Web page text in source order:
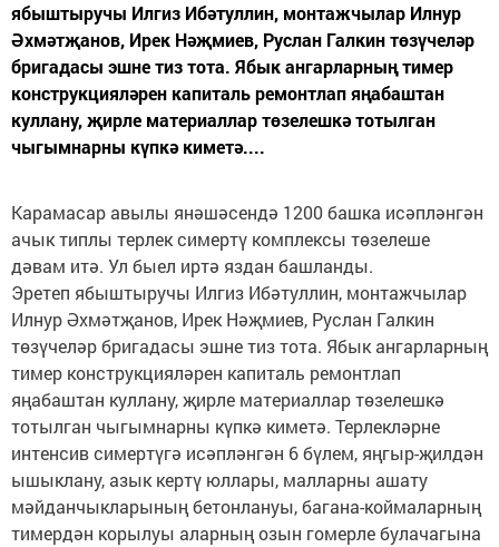
ябыштыручы Илгиз Ибәтуллин, монтажчылар Илнур
Әхмәтҗанов, Ирек Нәҗмиев, Руслан Галкин төзүчеләр
бригадасы эшне тиз тота. Ябык ангарларның тимер
конструкцияләрен капиталь ремонтлап яңабаштан
куллану, җирле материаллар төзелешкә тотылган
чыгымнарны күпкә киметә....
Карамасар авылы янәшәсендә 1200 башка исәпләнгән
ачык типлы терлек симертү комплексы төзелеше
дәвам итә. Ул быел иртә яздан башланды.
Эретеп ябыштыручы Илгиз Ибәтуллин, монтажчылар
Илнур Әхмәтҗанов, Ирек Нәҗмиев, Руслан Галкин
төзүчеләр бригадасы эшне тиз тота. Ябык ангарларның
тимер конструкцияләрен капиталь ремонтлап
яңабаштан куллану, җирле материаллар төзелешкә
тотылган чыгымнарны күпкә киметә. Терлекләрне
интенсив симертүгә исәпләнгән 6 бүлем, яңгыр-җилдән
ышыклану, азык кертү юллары, малларны ашату
мәйданчыкларының бетонлануы, багана-коймаларның
тимердән корылуы аларның озын гомерле булачагына